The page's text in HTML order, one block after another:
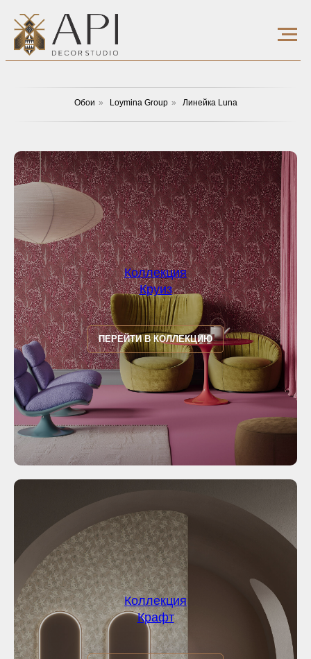
Обои » Loymina Group » Линейка Luna
Коллекция
Круиз
ПЕРЕЙТИ В КОЛЛЕКЦИЮ
Коллекция
Крафт